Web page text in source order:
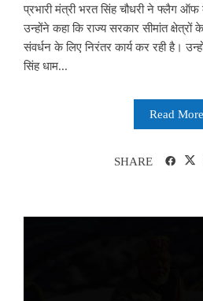
प्रभारी मंत्री भरत सिंह चौधरी ने फ्लैग
उन्होंने कहा कि राज्य सरकार सीमांत
संवर्धन के लिए निरंतर कार्य कर रही है।
सिंह धाम...
Read More
SHARE